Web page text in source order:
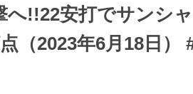
へ!!22安打でサンシ
（2023年6月18日）